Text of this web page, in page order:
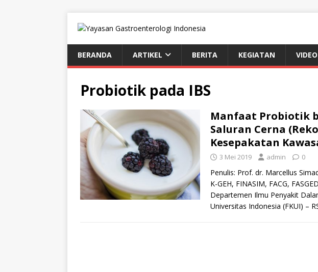
BERANDA ARTIKEL BERITA KEGIATAN VIDEO
Probiotik pada IBS
Manfaat Probiotik
Saluran Cerna
Kesepakatan
3 Mei 2019 admin 0
Penulis: Prof. dr. Marcellus
K-GEH, FINASIM, FACG,
Departemen Ilmu Penyakit
Universitas Indonesia (FKUI) –